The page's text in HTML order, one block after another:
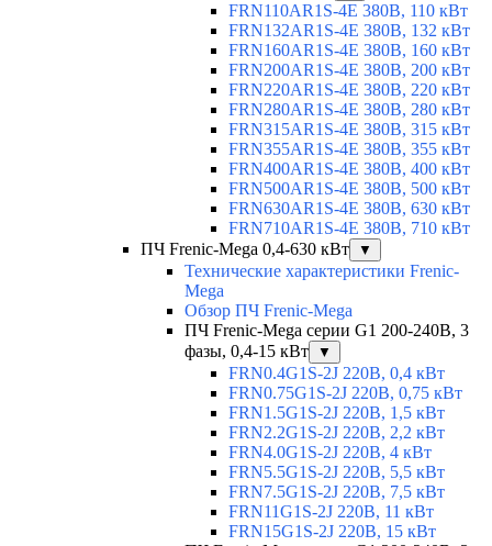
FRN110AR1S-4E 380В, 110 кВт
FRN132AR1S-4E 380В, 132 кВт
FRN160AR1S-4E 380В, 160 кВт
FRN200AR1S-4E 380В, 200 кВт
FRN220AR1S-4E 380В, 220 кВт
FRN280AR1S-4E 380В, 280 кВт
FRN315AR1S-4E 380В, 315 кВт
FRN355AR1S-4E 380В, 355 кВт
FRN400AR1S-4E 380В, 400 кВт
FRN500AR1S-4E 380В, 500 кВт
FRN630AR1S-4E 380В, 630 кВт
FRN710AR1S-4E 380В, 710 кВт
ПЧ Frenic-Mega 0,4-630 кВт
▼
Технические характеристики Frenic-
Mega
Обзор ПЧ Frenic-Mega
ПЧ Frenic-Mega серии G1 200-240В, 3
фазы, 0,4-15 кВт
▼
FRN0.4G1S-2J 220В, 0,4 кВт
FRN0.75G1S-2J 220В, 0,75 кВт
FRN1.5G1S-2J 220В, 1,5 кВт
FRN2.2G1S-2J 220В, 2,2 кВт
FRN4.0G1S-2J 220В, 4 кВт
FRN5.5G1S-2J 220В, 5,5 кВт
FRN7.5G1S-2J 220В, 7,5 кВт
FRN11G1S-2J 220В, 11 кВт
FRN15G1S-2J 220В, 15 кВт